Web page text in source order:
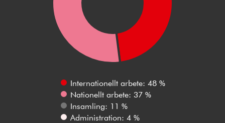
Internationellt arbete: 48 %
Nationellt arbete: 37 %
Insamling: 11 %
Administration: 4 %